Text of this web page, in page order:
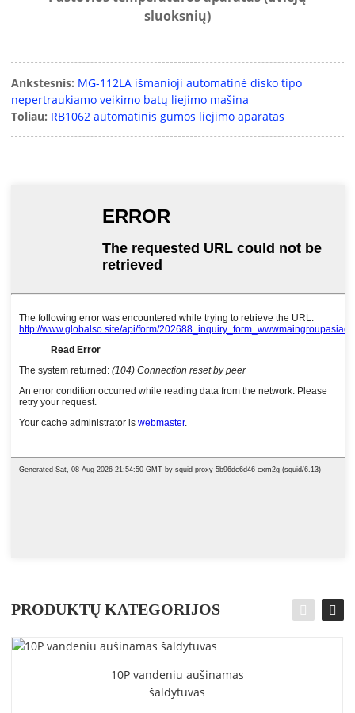
sluoksnių)
Ankstesnis: MG-112LA išmanioji automatinė disko tipo
nepertraukiamo veikimo batų liejimo mašina
Toliau: RB1062 automatinis gumos liejimo aparatas
PRODUKTŲ KATEGORIJOS
10P vandeniu aušinamas
šaldytuvas